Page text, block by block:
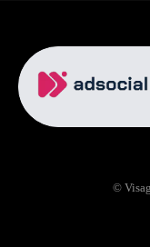
ჩრდილოეთ
რუსეთის ვიზა
ავიაბილეთები
თბილისი ბაქო
©